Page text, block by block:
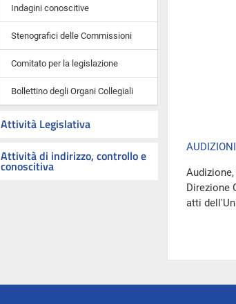
Indagini conoscitive
Stenografici delle Commissioni
Comitato per la legislazione
Bollettino degli Organi Collegiali
Attività Legislativa
Attività di indirizzo, controllo e
conoscitiva
Direzione
atti